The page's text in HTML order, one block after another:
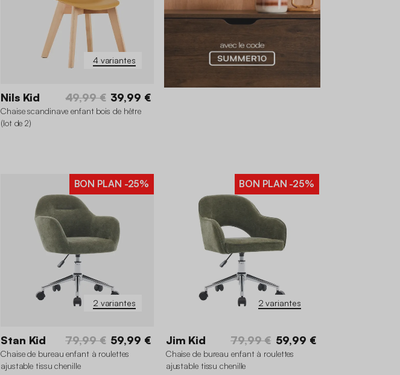
4 variantes
Nils Kid 49,99 € 39,99 €
Chaise scandinave enfant bois de hêtre
(lot de 2)
2 variantes
BON PLAN -25%
Stan Kid 79,99 € 59,99 €
Chaise de bureau enfant à roulettes
ajustable tissu chenille
2 variantes
BON PLAN -25%
Jim Kid 79,99 € 59,99 €
Chaise de bureau enfant à roulettes
ajustable tissu chenille